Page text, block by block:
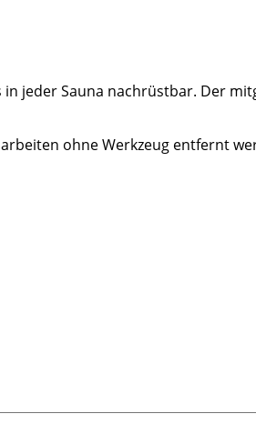
jeder Sauna nachrüstbar. Der
ohne Werkzeug entfernt